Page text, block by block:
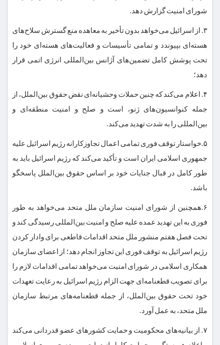
شورای امنیت گزارش دهد.
۳. از اسرائیل می‌خواهد بدون تأخیر به معاهده منع گسترش سلاح‌های
هسته‌ای بپیوندد و تمامی تأسیسات و فعالیت‌های هسته‌ای خود را
تحت پوشش کامل تضمین‌های آژانس بین‌المللی انرژی اتمی قرار
دهد؛
۴. اعلام می‌کند که چنین حملات وحشیانه‌ای نقض حقوق بین‌الملل، از
جمله کنوانسیون‌های ژنو، است و صلح و امنیت منطقه‌ای و
بین‌المللی را به شدت تهدید می‌کند.
۵.خواستار توقف فوری تمامی اعمال تجاوزکارانه رژیم اسرائیل علیه
جمهوری اسلامی ایران است و تأکید می‌کند که رژیم اسرائیل باید به
طور کامل در قبال جنایات خود بر اساس حقوق بین‌الملل پاسخگو
باشد.
۶.همچنین از شورای امنیت سازمان ملل متحد می‌خواهد به طور
فوری به این تهدید عمده علیه صلح و امنیت بین‌المللی رسیدگی کند و
تحت فصل هفتم منشور ملل متحد اقدامات قاطعی برای وادار کردن
رژیم اسرائیل به توقف فوری این تجاوز انجام دهد؛ از اعضای سازمان
همکاری اسلامی در شورای امنیت می‌خواهد تمامی اقدامات لازم را
برای تصویب قطعنامه‌ای جهت الزام رژیم اسرائیل به رعایت تعهدات
خود تحت حقوق بین‌الملل، از جمله قطعنامه‌های مرتبط سازمان
ملل متحد، به عمل آورد.
۷. از بیانیه‌های محکومیت و حمایت کشورهای عضو قدردانی می‌کند